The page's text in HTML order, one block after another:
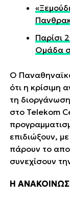
Παρίσι
Ομάδα
Ο
ότι η κρίσιμη
τη
στο Telekom
επιδιώξουν,
πάρουν το
συνεχίσουν
Η